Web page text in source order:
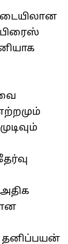
தனிப்பயன்